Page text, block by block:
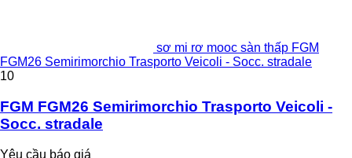
sơ mi rơ mooc sàn thấp FGM
FGM26 Semirimorchio Trasporto Veicoli - Socc. stradale
10
FGM FGM26 Semirimorchio Trasporto Veicoli -
Socc. stradale
Yêu cầu báo giá